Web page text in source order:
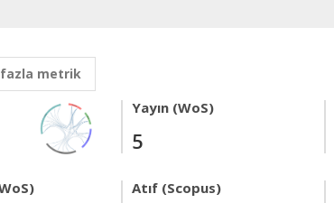
fazla metrik
Yayın (WoS)
5
Atıf (Scopus)